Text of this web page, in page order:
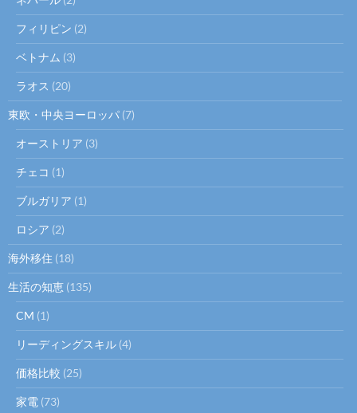
フィリピン (2)
ベトナム (3)
ラオス (20)
東欧・中央ヨーロッパ (7)
オーストリア (3)
チェコ (1)
ブルガリア (1)
ロシア (2)
海外移住 (18)
生活の知恵 (135)
CM (1)
リーディングスキル (4)
価格比較 (25)
家電 (73)